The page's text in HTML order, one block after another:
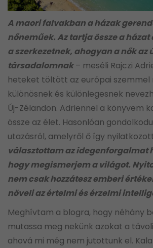
A maori falvakban a házak
nőneműek. Az tartja össze a házat
a szerkezetnek, ahogyan a nők az
társadalomnak – meséli Rajczi
heteket töltött az európai szemmel
különösnek és különlegesnek
Új-Zélandon. Adriennel a könyvem
össze az élet. Hasonlóan
utazásról, amelyről ő így
választottam az idegenforgalmat
hogy megismerjem a világot.
nem csak hozzátesz emberi
növeli az értelmi és érzelmi
Meghívtam a blogra, hogy néhány
mutassa meg nekünk azokat a
ahová mi még nem jutottunk el.